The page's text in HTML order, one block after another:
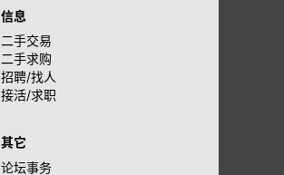
信息
二手交易
二手求购
招聘/找人
接活/求职
其它
论坛事务